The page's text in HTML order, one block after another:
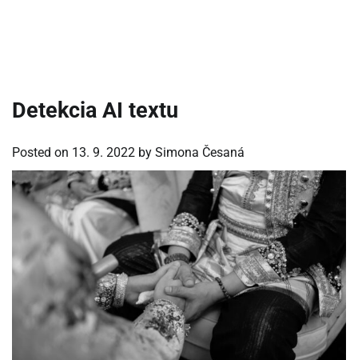
Detekcia AI textu
Posted on 13. 9. 2022 by Simona Česaná